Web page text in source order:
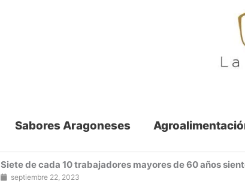
Sabores Aragoneses
Siete de cada 10 trabajadores mayores de 60 años
septiembre 22, 2023